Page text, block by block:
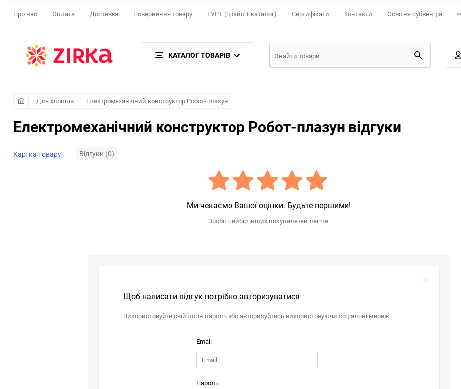
Про нас Оплата Доставка Повернення товару ГУРТ (прайс + каталог) Сертифікати Контакти Освітня субвенція
КАТАЛОГ ТОВАРІВ
Для хлопців Електромеханічний конструктор Робот-плазун
Електромеханічний конструктор Робот-плазун відгуки
Картка товару Відгуки (0)
Ми чекаємо Вашої оцінки. Будьте першими!
Зробіть вибір інших покупалетей легше.
Щоб написати відгук потрібно авторизуватися
Використовуйте свій логін пароль або авторизуйтесь використовуючи соціальні мережі
Email
Пароль